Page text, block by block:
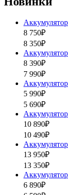
8 750₽
8 350₽
8 390₽
7 990₽
5 990₽
5 690₽
10 890₽
10 490₽
13 950₽
13 350₽
6 890₽